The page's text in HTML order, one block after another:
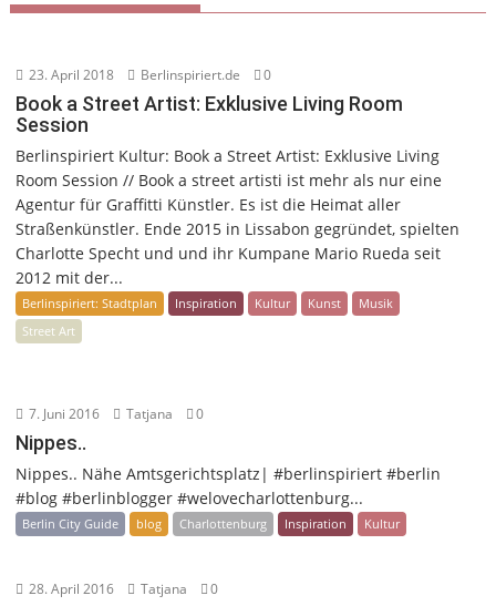
23. April 2018 Berlinspiriert.de 0
Book a Street Artist: Exklusive Living Room
Session
Berlinspiriert Kultur: Book a Street Artist: Exklusive Living
Room Session // Book a street artisti ist mehr als nur eine
Agentur für Graffitti Künstler. Es ist die Heimat aller
Straßenkünstler. Ende 2015 in Lissabon gegründet, spielten
Charlotte Specht und und ihr Kumpane Mario Rueda seit
2012 mit der...
Berlinspiriert: Stadtplan Inspiration Kultur Kunst
Musik
Street Art
7. Juni 2016 Tatjana 0
Nippes..
Nippes.. Nähe Amtsgerichtsplatz| #berlinspiriert #berlin
#blog #berlinblogger #welovecharlottenburg...
Berlin City Guide blog Charlottenburg Inspiration Kultur
28. April 2016 Tatjana 0